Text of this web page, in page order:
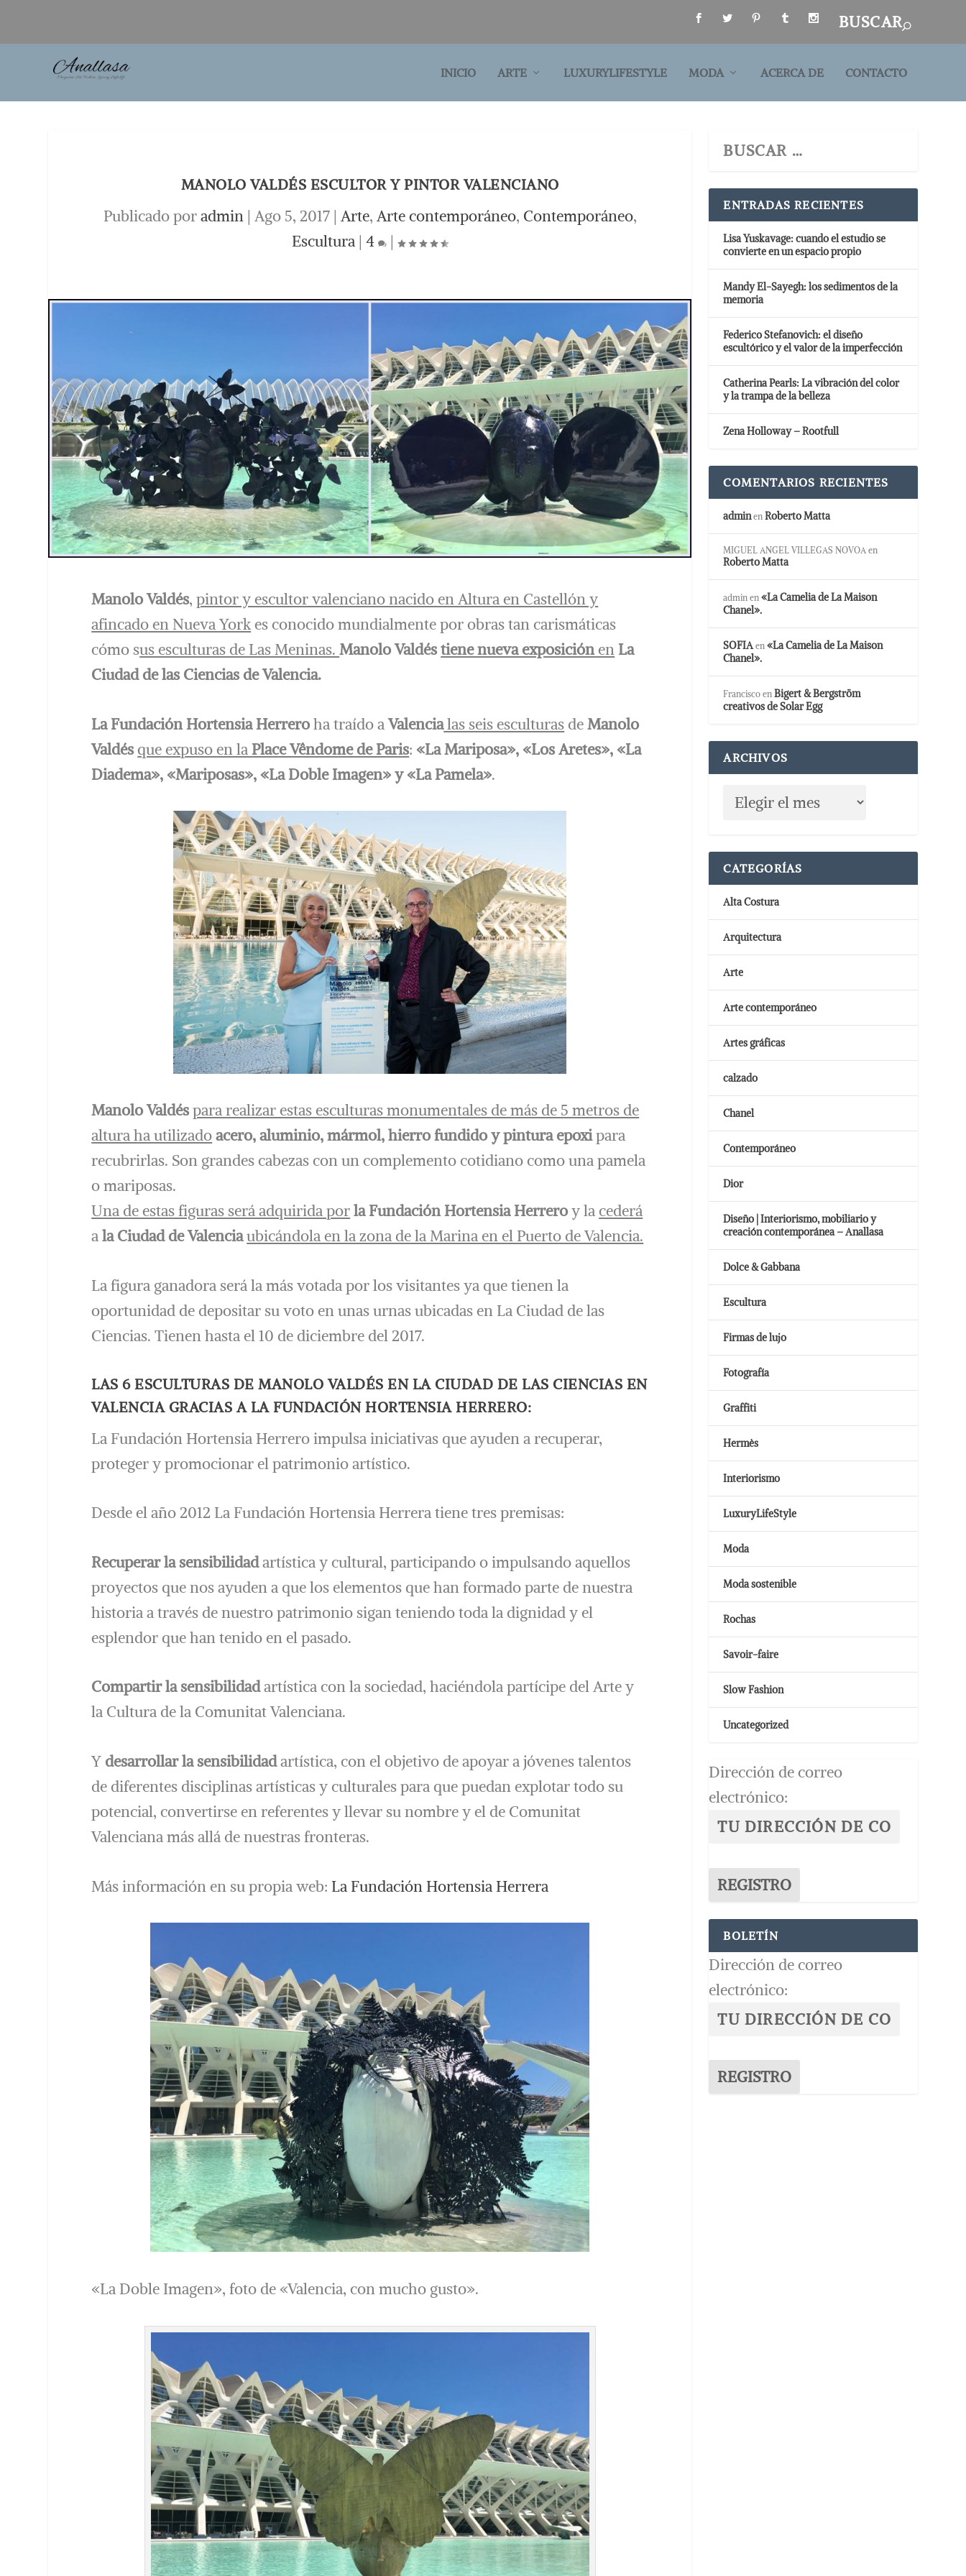
INICIO ARTE LUXURYLIFESTYLE MODA ACERCA DE CONTACTO
MANOLO VALDÉS ESCULTOR Y PINTOR VALENCIANO
Publicado poradmin| Ago 5, 2017| Arte, Arte contemporáneo, Contemporáneo,
Escultura |4 |
Manolo Valdés,pintor y escultor valenciano nacido en Altura en Castellón y
afincado en Nueva Yorkes conocido mundialmente por obras tan carismáticas
cómo sus esculturas de Las Meninas.Manolo Valdéstiene nueva exposiciónen La
Ciudad de las Ciencias de Valencia.
La Fundación Hortensia Herreroha traído aValencialas seis esculturas deManolo
Valdés que expuso en laPlace Vêndome de Paris: «La Mariposa», «Los Aretes», «La
Diadema», «Mariposas», «La Doble Imagen» y «La Pamela».
Manolo Valdéspara realizar estas esculturas monumentales de más de 5 metros de
altura ha utilizadoacero, aluminio, mármol, hierro fundido y pintura epoxipara
recubrirlas. Son grandes cabezas con un complemento cotidiano como una pamela
o mariposas.
Una de estas figuras será adquirida porla Fundación Hortensia Herreroy lacederá
ala Ciudad de Valenciaubicándola en la zona de la Marina en el Puerto de Valencia.
La figura ganadora será la más votada por los visitantes ya que tienen la
oportunidad de depositar su voto en unas urnas ubicadas en La Ciudad de las
Ciencias. Tienen hasta el 10 de diciembre del 2017.
LAS 6 ESCULTURAS DE MANOLO VALDÉS EN LA CIUDAD DE LAS CIENCIAS EN
VALENCIA GRACIAS A LA FUNDACIÓN HORTENSIA HERRERO:
La Fundación Hortensia Herrero impulsa iniciativas que ayuden a recuperar,
proteger y promocionar el patrimonio artístico.
Desde el año 2012 La Fundación Hortensia Herrera tiene tres premisas:
Recuperar la sensibilidadartística y cultural, participando o impulsando aquellos
proyectos que nos ayuden a que los elementos que han formado parte de nuestra
historia a través de nuestro patrimonio sigan teniendo toda la dignidad y el
esplendor que han tenido en el pasado.
Compartir la sensibilidadartística con la sociedad, haciéndola partícipe del Arte y
la Cultura de la Comunitat Valenciana.
Y desarrollar la sensibilidadartística, con el objetivo de apoyar a jóvenes talentos
de diferentes disciplinas artísticas y culturales para que puedan explotar todo su
potencial, convertirse en referentes y llevar su nombre y el de Comunitat
Valenciana más allá de nuestras fronteras.
Más información en su propia web: La Fundación Hortensia Herrera
«La Doble Imagen», foto de «Valencia, con mucho gusto».
ENTRADAS RECIENTES
Lisa Yuskavage: cuando el estudio se
convierte en un espacio propio
Mandy El-Sayegh: los sedimentos de la
memoria
Federico Stefanovich: el diseño
escultórico y el valor de la imperfección
Catherina Pearls: La vibración del color
y la trampa de la belleza
Zena Holloway – Rootfull
COMENTARIOS RECIENTES
adminen Roberto Matta
MIGUEL ANGEL VILLEGAS NOVOA en
Roberto Matta
admin en«La Camelia de La Maison
Chanel».
SOFIAen«La Camelia de La Maison
Chanel».
Francisco en Bigert & Bergström
creativos de Solar Egg
ARCHIVOS
CATEGORÍAS
Alta Costura
Arquitectura
Arte
Arte contemporáneo
Artes gráficas
calzado
Chanel
Contemporáneo
Dior
Diseño | Interiorismo, mobiliario y
creación contemporánea – Anallasa
Dolce & Gabbana
Escultura
Firmas de lujo
Fotografía
Graffiti
Hermès
Interiorismo
LuxuryLifeStyle
Moda
Moda sostenible
Rochas
Savoir-faire
Slow Fashion
Uncategorized
Dirección de correo
electrónico:
BOLETÍN
Dirección de correo
electrónico: